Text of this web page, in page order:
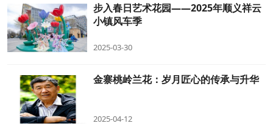
步入春日艺术花园——2025年顺义祥云
小镇风车季
2025-03-30
金寨桃岭兰花：岁月匠心的传承与升华
2025-04-12